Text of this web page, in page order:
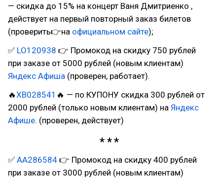
— скидка до 15% на концерт Ваня Дмитриенко ,
действует на первый повторный заказ билетов
(проверить👉на официальном сайте);
✅ LO120938 👉 Промокод на скидку 750 рублей
при заказе от 5000 рублей (новым клиентам)
Яндекс Афиша (проверен, работает).
🔥XB028541 🔥 — по КУПОНУ скидка 300 рублей от
2000 рублей (только новым клиентам) на Яндекс
Афише. (проверен, действует)
✅ AA286584 👉 Промокод на скидку 400 рублей
при заказе от 3000 рублей (новым клиентам)